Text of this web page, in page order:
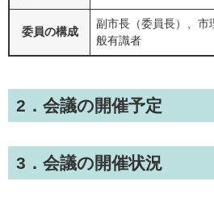
委員の構成
副市長（委員長）、市
般有識者
2．会議の開催予定
3．会議の開催状況